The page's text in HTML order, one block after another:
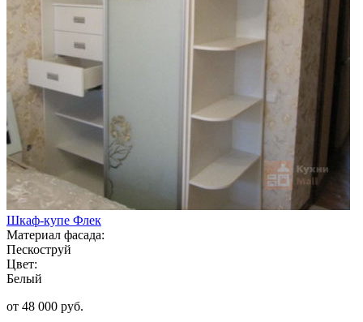
Шкаф-купе Флек
Материал фасада:
Пескоструй
Цвет:
Белый
от 48 000 руб.